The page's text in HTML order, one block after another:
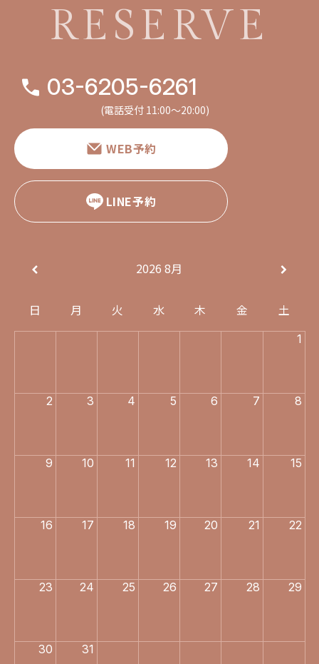
RESERVE
03-6205-6261
(電話受付 11:00〜20:00)
WEB予約
LINE予約
2026 8月
日 月 火 水 木 金 土
1
2 3 4 5 6 7 8
9 10 11 12 13 14 15
16 17 18 19 20 21 22
23 24 25 26 27 28 29
30 31